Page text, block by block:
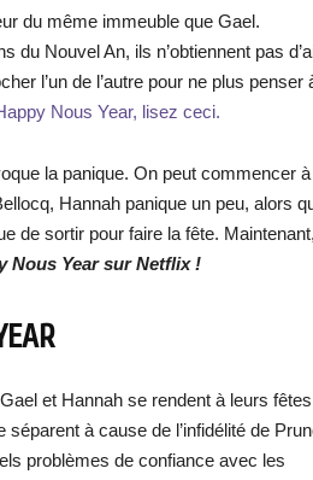
du même immeuble que Gael.
du Nouvel An, ils n’obtiennent pas
l’un de l’autre pour ne plus penser
Nous Year, lisez ceci.
la panique. On peut commencer à
Hannah panique un peu, alors
de sortir pour faire la fête.
Nous Year sur Netflix !
et Hannah se rendent à leurs fêtes
à cause de l’infidélité de
problèmes de confiance avec les